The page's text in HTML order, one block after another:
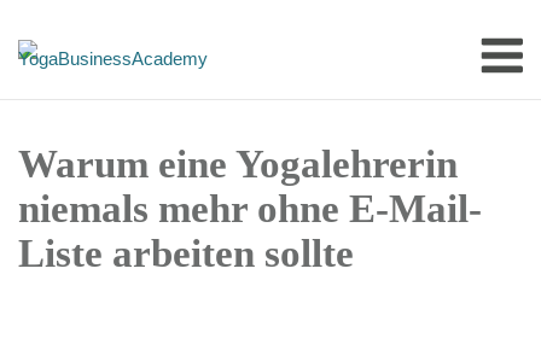
content
Warum eine Yogalehrerin
niemals mehr ohne E-Mail-
Liste arbeiten sollte